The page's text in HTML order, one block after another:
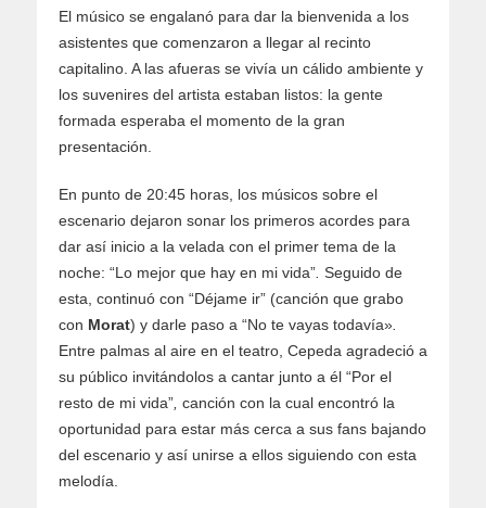
El músico se engalanó para dar la bienvenida a los
asistentes que comenzaron a llegar al recinto
capitalino. A las afueras se vivía un cálido ambiente y
los suvenires del artista estaban listos: la gente
formada esperaba el momento de la gran
presentación.
En punto de 20:45 horas, los músicos sobre el
escenario dejaron sonar los primeros acordes para
dar así inicio a la velada con el primer tema de la
noche: “Lo mejor que hay en mi vida” Seguido de
esta, continuó con “Déjame ir” (canción que grabo
con Morat) y darle paso a “No te vayas todavía»
Entre palmas al aire en el teatro, Cepeda agradeció a
su público invitándolos a cantar junto a él “Por el
resto de mi vida” canción con la cual encontró la
oportunidad para estar más cerca a sus fans bajando
del escenario y así unirse a ellos siguiendo con esta
melodía.